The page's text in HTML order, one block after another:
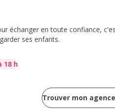
échanger en toute confiance,
ses enfants.
18 h
Trouver mon agence